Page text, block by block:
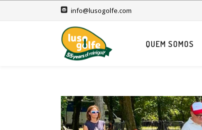
info@lusogolfe.com
QUEM SOMOS